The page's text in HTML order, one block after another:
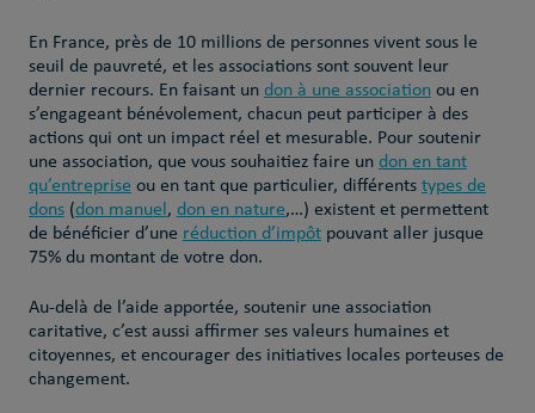
En France, près de 10 millions de personnes vivent sous le
seuil de pauvreté, et les associations sont souvent leur
dernier recours. En faisant un don à une associationou en
s’engageant bénévolement, chacun peut participer à des
actions qui ont un impact réel et mesurable. Pour soutenir
une association, que vous souhaitiez faire un don en tant
qu’entreprise ou en tant que particulier, différents types de
dons(don manuel , don en nature,…) existent et permettent
de bénéficier d’une réduction d’impôtpouvant aller jusque
75% du montant de votre don.
Au-delà de l’aide apportée, soutenir une association
caritative, c’est aussi affirmer ses valeurs humaines et
citoyennes, et encourager des initiatives locales porteuses de
changement.